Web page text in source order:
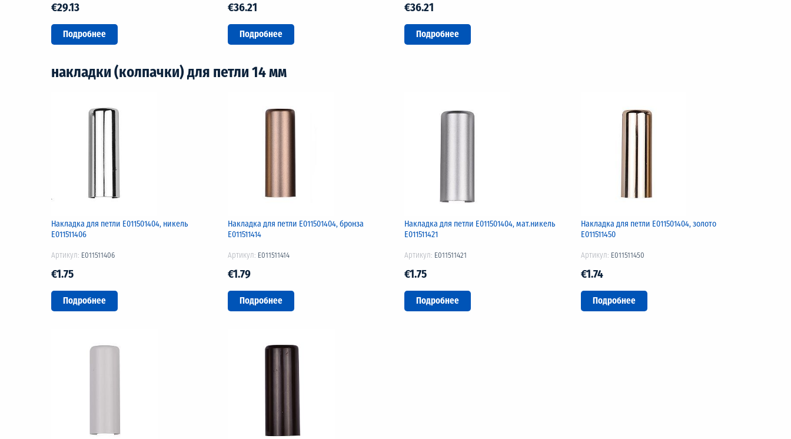
€29.13
Подробнее
€36.21
Подробнее
€36.21
Подробнее
накладки (колпачки) для петли 14 мм
Накладка для петли Е011501404, никель
Е011511406
Артикул: E011511406
€1.75
Подробнее
Накладка для петли Е011501404, бронза
Е011511414
Артикул: E011511414
€1.79
Подробнее
Накладка для петли Е011501404, мат.никель
Е011511421
Артикул: E011511421
€1.75
Подробнее
Накладка для петли Е011501404, золото
Е011511450
Артикул: E011511450
€1.74
Подробнее